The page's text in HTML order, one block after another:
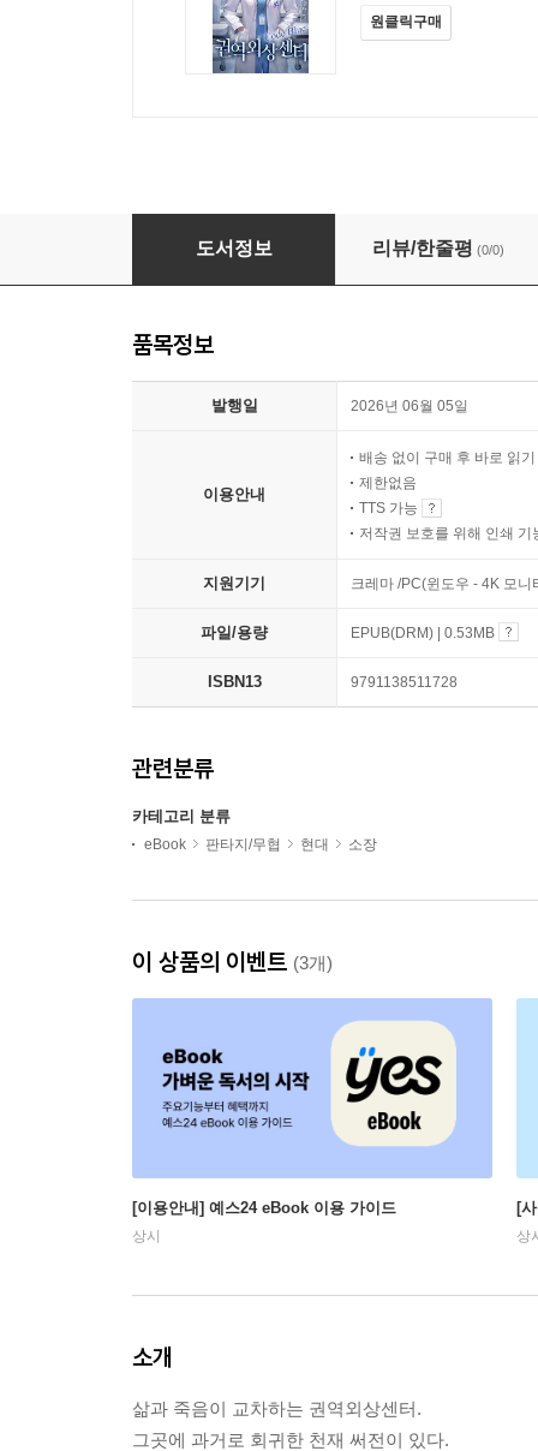
원클릭구매
권역외상센터 Code Blue
도서정보 리뷰/한줄평 (0/0)
품목정보
발행일 2026년 06월 05일
이용안내
배송 없이 구매 후 바로 읽기
제한없음
TTS 가능
저작권 보호를 위해 인쇄 기
지원기기 크레마 /PC(윈도우 - 4K 모
파일/용량 EPUB(DRM) | 0.53MB
ISBN13 9791138511728
관련분류
카테고리 분류
eBook 판타지/무협 현대 소장
이 상품의 이벤트 (3개)
[이용안내] 예스24 eBook 이용 가이드
상시
[
상
소개
삶과 죽음이 교차하는 권역외상센터.
그곳에 과거로 회귀한 천재 써전이 있다.